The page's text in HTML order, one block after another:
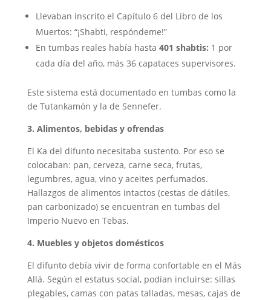
Llevaban inscrito el Capítulo 6 del Libro de los
Muertos: “¡Shabti, respóndeme!”
En tumbas reales había hasta 401 shabtis: 1 por
cada día del año, más 36 capataces supervisores.
Este sistema está documentado en tumbas como la
de Tutankamón y la de Sennefer.
3. Alimentos, bebidas y ofrendas
El Ka del difunto necesitaba sustento. Por eso se
colocaban: pan, cerveza, carne seca, frutas,
legumbres, agua, vino y aceites perfumados.
Hallazgos de alimentos intactos (cestas de dátiles,
pan carbonizado) se encuentran en tumbas del
Imperio Nuevo en Tebas.
4. Muebles y objetos domésticos
El difunto debía vivir de forma confortable en el Más
Allá. Según el estatus social, podían incluirse: sillas
plegables, camas con patas talladas, mesas, cajas de